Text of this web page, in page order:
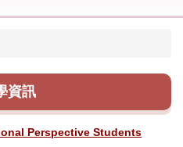
資訊
Perspective Students